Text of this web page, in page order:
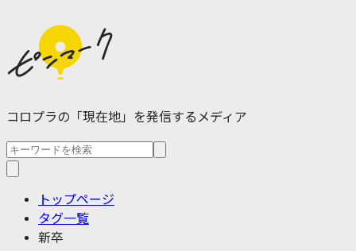
コロプラの「現在地」を発信するメディア
トップページ
タグ一覧
新卒